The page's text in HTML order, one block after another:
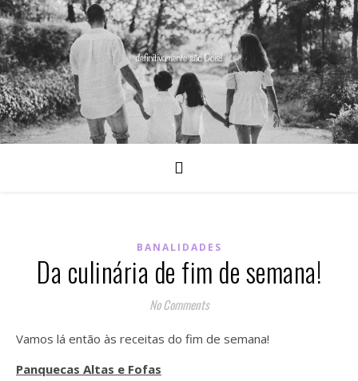
BANALIDADES
Da culinária de fim de semana!
No Comments
Vamos lá então às receitas do fim de semana!
Panquecas Altas e Fofas